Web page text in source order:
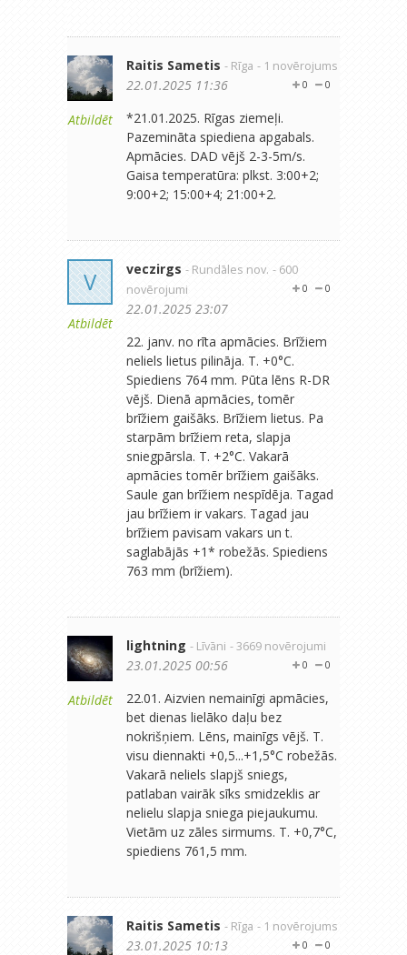
Atbildēt
Raitis Sametis - Rīga - 1 novērojums
0
0
22.01.2025 11:36
*21.01.2025. Rīgas ziemeļi.
Pazemināta spiediena apgabals.
Apmācies. DAD vējš 2-3-5m/s.
Gaisa temperatūra: plkst. 3:00+2;
9:00+2; 15:00+4; 21:00+2.
V
Atbildēt
veczirgs - Rundāles nov. - 600
novērojumi
0
0
22.01.2025 23:07
22. janv. no rīta apmācies. Brīžiem
neliels lietus pilināja. T. +0°C.
Spiediens 764 mm. Pūta lēns R-DR
vējš. Dienā apmācies, tomēr
brīžiem gaišāks. Brīžiem lietus. Pa
starpām brīžiem reta, slapja
sniegpārsla. T. +2°C. Vakarā
apmācies tomēr brīžiem gaišāks.
Saule gan brīžiem nespīdēja. Tagad
jau brīžiem ir vakars. Tagad jau
brīžiem pavisam vakars un t.
saglabājās +1* robežās. Spiediens
763 mm (brīžiem).
Atbildēt
lightning - Līvāni - 3669 novērojumi
0
0
23.01.2025 00:56
22.01. Aizvien nemainīgi apmācies,
bet dienas lielāko daļu bez
nokrišņiem. Lēns, mainīgs vējš. T.
visu diennakti +0,5...+1,5°C robežās.
Vakarā neliels slapjš sniegs,
patlaban vairāk sīks smidzeklis ar
nelielu slapja sniega piejaukumu.
Vietām uz zāles sirmums. T. +0,7°C,
spiediens 761,5 mm.
Raitis Sametis - Rīga - 1 novērojums
0
0
23.01.2025 10:13